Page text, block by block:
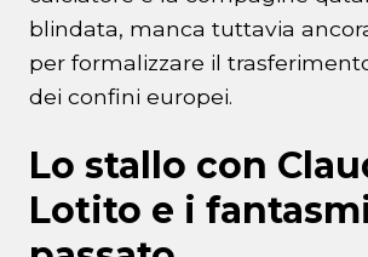
blindata, manca tuttavia
per formalizzare il
dei confini europei.
Lo stallo con
Lotito e i